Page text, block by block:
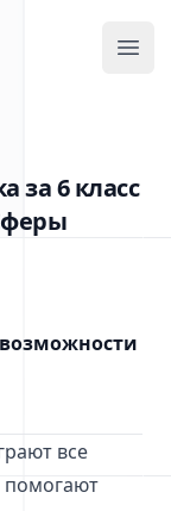
за 6 класс
все